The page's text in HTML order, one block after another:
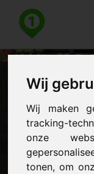
Wij
Wij maken
tracking-
onze
tonen, om